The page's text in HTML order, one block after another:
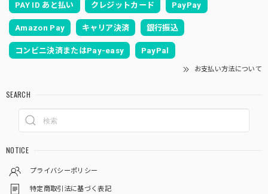
PAY ID あと払い クレジットカード PayPay
Amazon Pay キャリア決済 銀行振込
コンビニ決済またはPay-easy PayPal
お支払い方法について
SEARCH
NOTICE
プライバシーポリシー
特定商取引法に基づく表記